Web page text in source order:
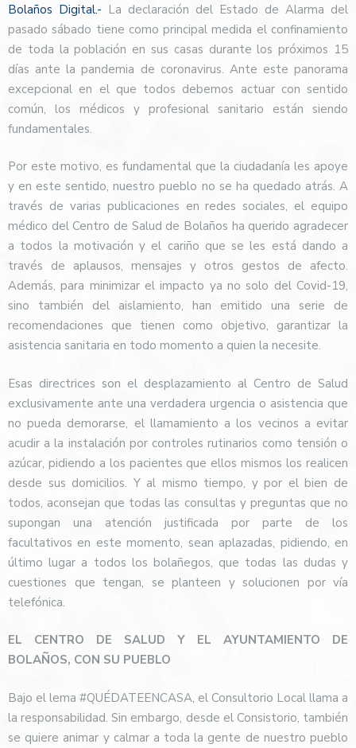
Bolaños Digital.- La declaración del Estado de Alarma del
pasado sábado tiene como principal medida el confinamiento
de toda la población en sus casas durante los próximos 15
días ante la pandemia de coronavirus. Ante este panorama
excepcional en el que todos debemos actuar con sentido
común, los médicos y profesional sanitario están siendo
fundamentales.
Por este motivo, es fundamental que la ciudadanía les apoye
y en este sentido, nuestro pueblo no se ha quedado atrás. A
través de varias publicaciones en redes sociales, el equipo
médico del Centro de Salud de Bolaños ha querido agradecer
a todos la motivación y el cariño que se les está dando a
través de aplausos, mensajes y otros gestos de afecto.
Además, para minimizar el impacto ya no solo del Covid-19,
sino también del aislamiento, han emitido una serie de
recomendaciones que tienen como objetivo, garantizar la
asistencia sanitaria en todo momento a quien la necesite.
Esas directrices son el desplazamiento al Centro de Salud
exclusivamente ante una verdadera urgencia o asistencia que
no pueda demorarse, el llamamiento a los vecinos a evitar
acudir a la instalación por controles rutinarios como tensión o
azúcar, pidiendo a los pacientes que ellos mismos los realicen
desde sus domicilios. Y al mismo tiempo, y por el bien de
todos, aconsejan que todas las consultas y preguntas que no
supongan una atención justificada por parte de los
facultativos en este momento, sean aplazadas, pidiendo, en
último lugar a todos los bolañegos, que todas las dudas y
cuestiones que tengan, se planteen y solucionen por vía
telefónica.
EL CENTRO DE SALUD Y EL AYUNTAMIENTO DE
BOLAÑOS, CON SU PUEBLO
Bajo el lema #QUÉDATEENCASA, el Consultorio Local llama a
la responsabilidad. Sin embargo, desde el Consistorio, también
se quiere animar y calmar a toda la gente de nuestro pueblo